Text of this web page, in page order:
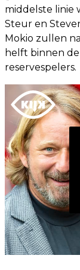
middelste linie
Steur en
Mokio zullen
helft binnen
reservespelers.